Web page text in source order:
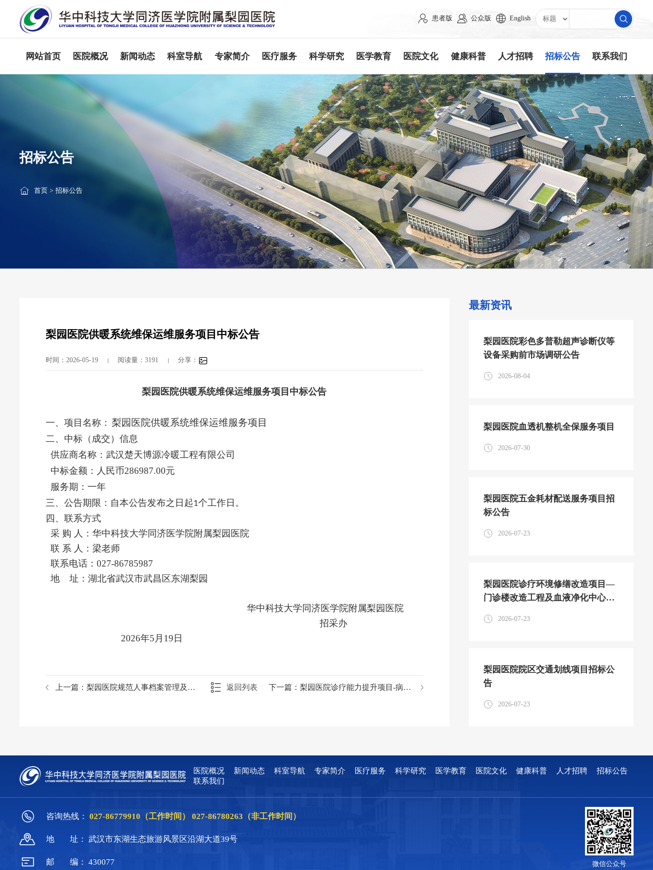
患者版 公众版 English
网站首页 医院概况 新闻动态 科室导航 专家简介 医疗服务 科学研究 医学教育 医院文化 健康科普 人才招聘 招标公告 联系我们
招标公告
首页 >招标公告
梨园医院供暖系统维保运维服务项目中标公告
时间：2026-05-19 阅读量：3191 分享：
梨园医院供暖系统维保运维服务项目 中标公告
一、项目名称： 梨园医院供暖系统维保运维服务项目
二、 中标（成交）信息
供应商名称：武汉楚天博源冷暖工程有限公司
中标金额： 人民币286987.00元
服务期：一年
三、公告期限 ： 自本公告发布之日起1个工作日。
四、联系方式
采 购 人：华中科技大学同济医学院附属梨园医院
联 系 人：梁老师
联系电话：027-86785987
地
址：湖北省武汉市武昌区东湖梨园
华中科技大学同济医学院附属梨园医院
招采办
2026年5 月 19日
上一篇： 梨园医院规范人事档案管理及推进电子化建设项目招标公告 返回列表 梨园医院诊疗能力提升项目-病理科免疫组化染色机等设备采购项目更正公告
下一篇：
最新资讯
梨园医院彩色多普勒超声诊断仪等
设备采购前市场调研公告
2026-08-04
梨园医院血透机整机全保服务项目
2026-07-30
梨园医院五金耗材配送服务项目招
标公告
2026-07-23
梨园医院诊疗环境修缮改造项目—
门诊楼改造工程及血液净化中心改
2026-07-23
梨园医院院区交通划线项目招标公
告
2026-07-23
医院概况 新闻动态 科室导航 专家简介 医疗服务 科学研究 医学教育 医院文化 健康科普 人才招聘
招标公告
联系我们
咨询热线： 027-86779910（工作时间）027-86780263（非工作时间）
地 址： 武汉市东湖生态旅游风景区沿湖大道39号
邮 编： 430077 微信公众号